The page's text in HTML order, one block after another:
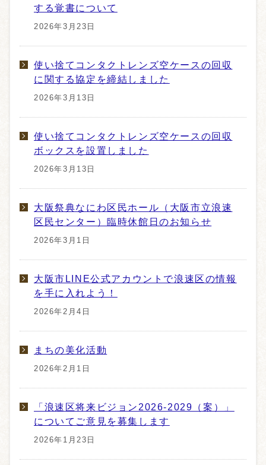
する覚書について
2026年3月23日
使い捨てコンタクトレンズ空ケースの回収
に関する協定を締結しました
2026年3月13日
使い捨てコンタクトレンズ空ケースの回収
ボックスを設置しました
2026年3月13日
大阪祭典なにわ区民ホール（大阪市立浪速
区民センター）臨時休館日のお知らせ
2026年3月1日
大阪市LINE公式アカウントで浪速区の情報
を手に入れよう！
2026年2月4日
まちの美化活動
2026年2月1日
「浪速区将来ビジョン2026-2029（案）」
についてご意見を募集します
2026年1月23日